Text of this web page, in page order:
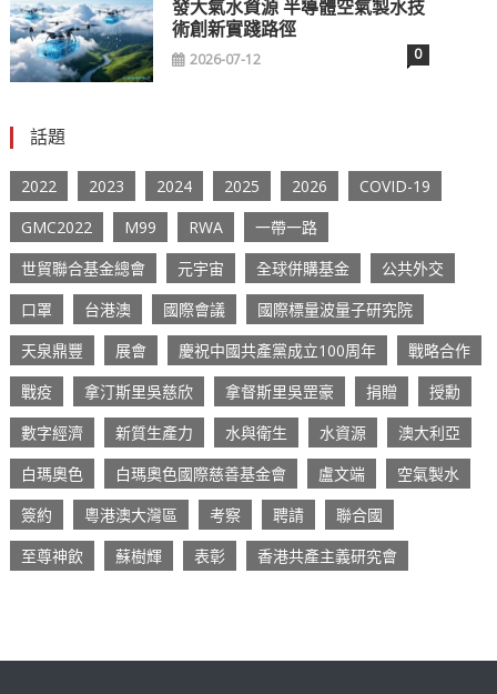
發大氣水資源 半導體空氣製水技
術創新實踐路徑
2026-07-12 0
話題
2022 2023 2024 2025 2026
COVID-19
GMC2022
M99 RWA
一帶一路
世貿聯合基金總會
元宇宙 全球併購基金
公共外交
口罩
台港澳 國際會議
國際標量波量子研究院
天泉鼎豐
展會 慶祝中國共產黨成立100周年
戰略合作
戰疫
拿汀斯里吳慈欣 拿督斯里吳罡豪 捐贈
授勳
數字經濟
新質生產力 水與衛生 水資源
澳大利亞
白瑪奧色
白瑪奧色國際慈善基金會 盧文端
空氣製水
簽約
粵港澳大灣區 考察 聘請
聯合國
至尊神飲
蘇樹輝 表彰 香港共產主義研究會